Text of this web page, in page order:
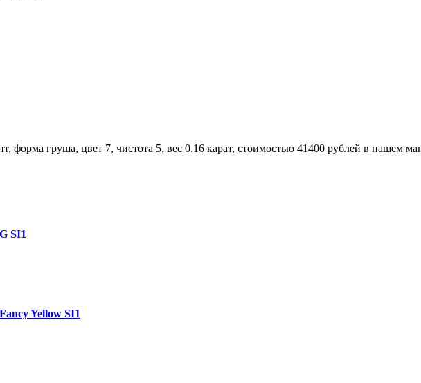
форма груша, цвет 7, чистота 5, вес 0.16 карат, стоимостью 41400 рублей в нашем
SI1
Yellow SI1